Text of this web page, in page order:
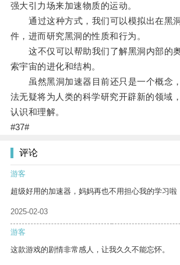
强大引力场来加速物质的运动。
通过这种方式，我们可以模拟出在黑
件，进而研究黑洞的性质和行为。
这不仅可以帮助我们了解黑洞内部的
索宇宙的进化和结构。
虽然黑洞加速器目前还只是一个概念
法无疑将为人类的科学研究开辟新的领域
认识和理解。
#37#
评论
游客
超级好用的加速器，妈妈再也不用担心我的学习啦
2025-02-03
游客
这款游戏的剧情非常感人，让我久久不能忘怀。